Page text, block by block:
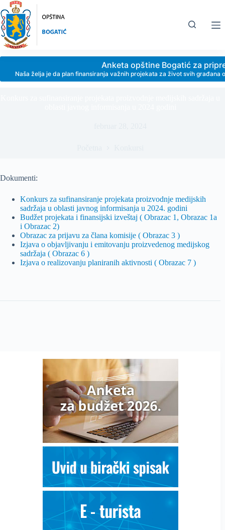
Skip
to
content
Anketa opštine Bogatić za
Naša želja je da plan finansiranja važnih projekata za život svih
Dokumenti:
Konkurs za sufinansiranje projekata proizvodnje medijskih
sadržaja u oblasti javnog informisanja u 2024. godini
Budžet projekata i finansijski izveštaj ( Obrazac 1, Obrazac 1a
i Obrazac 2)
Obrazac za prijavu za člana komisije ( Obrazac 3 )
Izjava o objavljivanju i emitovanju proizvedenog medijskog
sadržaja ( Obrazac 6 )
Izjava o realizovanju planiranih aktivnosti ( Obrazac 7 )